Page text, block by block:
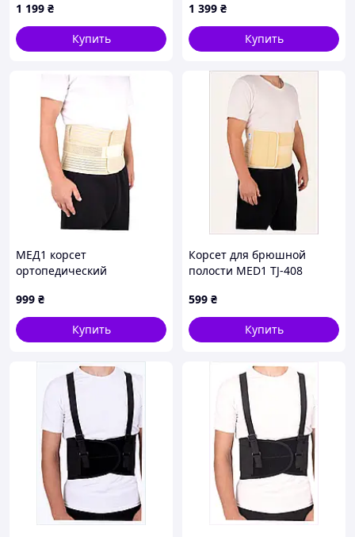
(размер XXXL)
1 199 ₴
Купить
1 399 ₴
Купить
МЕД1 корсет
ортопедический
8K83X6C162
999 ₴
Купить
Корсет для брюшной
полости MED1 TJ-408
599 ₴
Купить